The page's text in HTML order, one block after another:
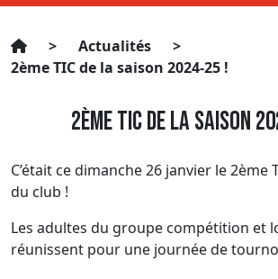
> Actualités
>
2ème TIC de la saison 2024-25 !
2ème TIC de la saison
C’était ce dimanche 26 janvier le
du club !
Les adultes du groupe compétition et
réunissent pour une journée de